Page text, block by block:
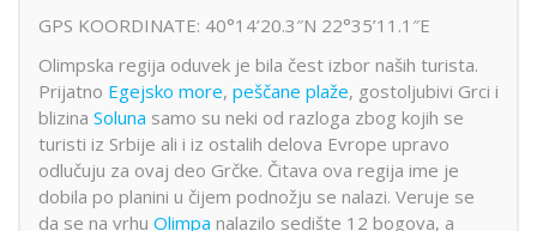
GPS KOORDINATE: 40°14’20.3″N 22°35’11.1″E
Olimpska regija oduvek je bila čest izbor naših turista.
Prijatno Egejsko more, peščane plaže, gostoljubivi Grci i
blizina Soluna samo su neki od razloga zbog kojih se
turisti iz Srbije ali i iz ostalih delova Evrope upravo
odlučuju za ovaj deo Grčke. Čitava ova regija ime je
dobila po planini u čijem podnožju se nalazi. Veruje se
da se na vrhu Olimpa nalazilo sedište 12 bogova, a